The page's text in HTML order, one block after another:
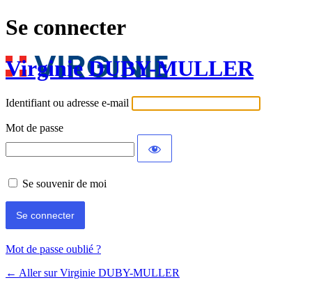
Se connecter
Virginie DUBY-MULLER
Identifiant ou adresse e-mail
Mot de passe
Se souvenir de moi
Mot de passe oublié ?
← Aller sur Virginie DUBY-MULLER